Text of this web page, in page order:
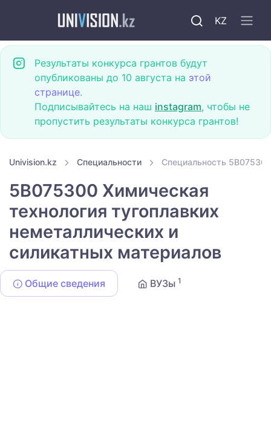
KZ
Результаты конкурса грантов будут
опубликованы до 10 августа на этой
странице.
Подписывайтесь на наш instagram, чтобы не
пропустить результаты конкурса грантов!
Univision.kz Специальности Специальность
5B075300 Химическая
технология тугоплавких
неметаллических и
силикатных материалов
Общие сведения ВУЗы 1